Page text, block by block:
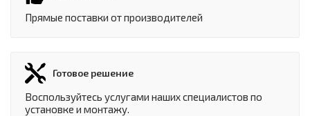
Прямые поставки от производителей
Готовое решение
Воспользуйтесь услугами наших специалистов по
установке и монтажу.